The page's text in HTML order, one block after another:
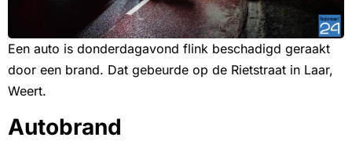
Een auto is donderdagavond flink beschadigd geraakt
door een brand. Dat gebeurde op de Rietstraat in Laar,
Weert.
Autobrand